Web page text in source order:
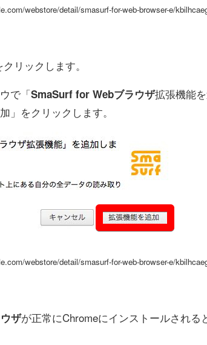
webstore/detail/smasurf-for-web-browser-e/
リックします。
で「SmaSurf for Webブラウザ拡張機能
」をクリックします。
webstore/detail/smasurf-for-web-browser-e/
ザが正常にChromeにインストールされる